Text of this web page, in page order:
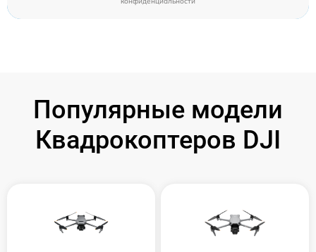
Популярные модели
Квадрокоптеров DJI